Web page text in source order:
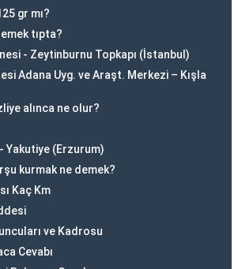
gr mı?
tıpta?
- Zeytinburnu Topkapı (İstanbul)
Adana Uyg. ve Araşt. Merkezi – Kışla
alınca ne olur?
Yakutiye (Erzurum)
kurmak ne demek?
Kaç Km
ve Kadrosu
Cevabı